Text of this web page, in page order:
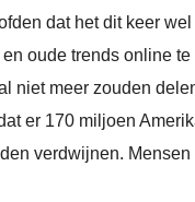
dat het dit keer
oude trends online
niet meer zouden
er 170 miljoen
verdwijnen.